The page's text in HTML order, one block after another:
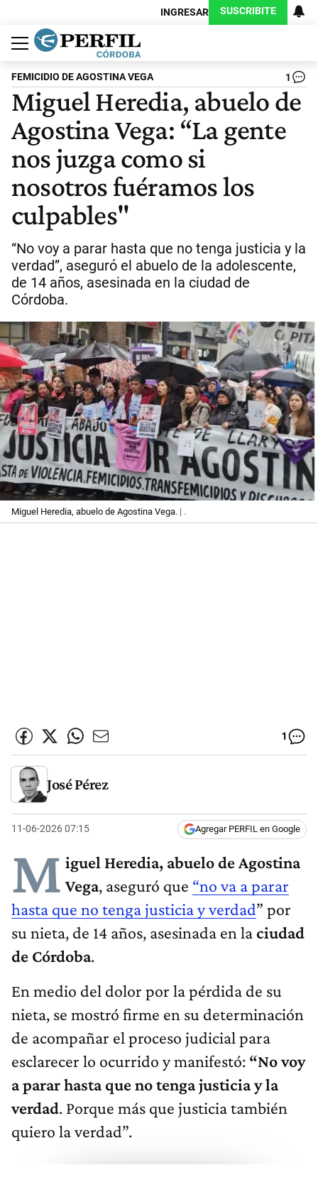
INGRESAR SUSCRIBITE
Política
Economía
Judiciales
Sociedad
Cultura
Espectáculos
Deportes
Protagonistas
FEMICIDIO DE AGOSTINA VEGA 1
Miguel Heredia, abuelo de
Agostina Vega: “La gente
nos juzga como si
nosotros fuéramos los
culpables"
“No voy a parar hasta que no tenga justicia y la
verdad”, aseguró el abuelo de la adolescente,
de 14 años, asesinada en la ciudad de
Córdoba.
Miguel Heredia, abuelo de Agostina Vega. | .
1
José Pérez
11-06-2026 07:15 Agregar PERFIL en Google
M iguel Heredia, abuelo de Agostina
Vega, aseguró que “no va a parar
hasta que no tenga justicia y verdad” por
su nieta, de 14 años, asesinada en laciudad
de Córdoba.
En medio del dolor por la pérdida de su
nieta, se mostró firme en su determinación
de acompañar el proceso judicial para
esclarecer lo ocurrido y manifestó: “No voy
a parar hasta que no tenga justicia y la
verdad. Porque más que justicia también
quiero la verdad”.